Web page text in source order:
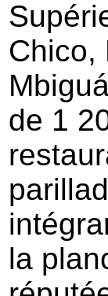
Chico,
de 1
la